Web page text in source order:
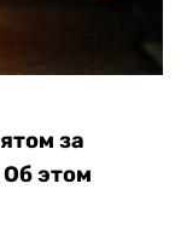
за
этом